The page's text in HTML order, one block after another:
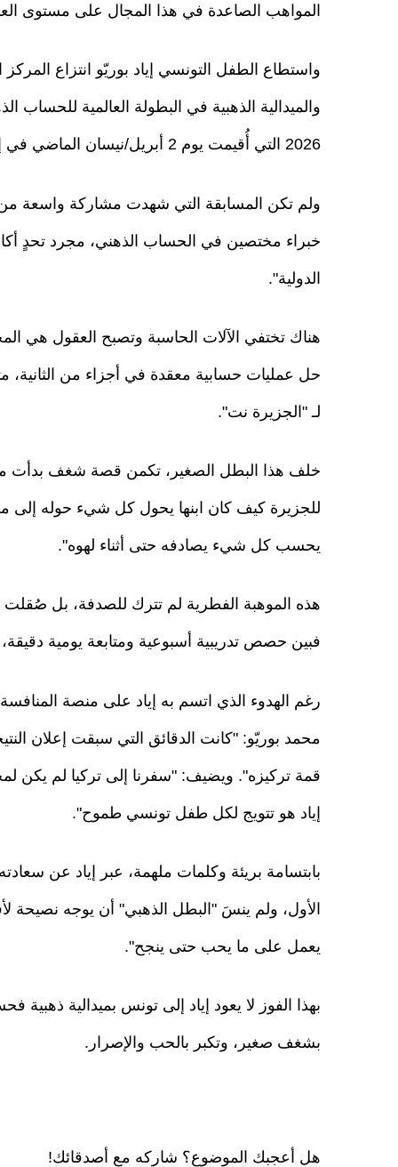
المواهب الصاعدة في هذا المجال على مستوى
واستطاع الطفل التونسي إياد بوريّو انتزاع المركز
والميدالية الذهبية في البطولة العالمية للحساب
2026 التي أُقيمت يوم 2 أبريل/نيسان الماضي في إسطنبول.
ولم تكن المسابقة التي شهدت مشاركة واسعة
خبراء مختصين في الحساب الذهني، مجرد تحدٍ
الدولية".
هناك تختفي الآلات الحاسبة وتصبح العقول هي
حل عمليات حسابية معقدة في أجزاء من الثانية،
لـ "الجزيرة نت".
خلف هذا البطل الصغير، تكمن قصة شغف بدأت
للجزيرة كيف كان ابنها يحول كل شيء حوله إلى
يحسب كل شيء يصادفه حتى أثناء لهوه".
هذه الموهبة الفطرية لم تترك للصدفة، بل صُقلت
فبين حصص تدريبية أسبوعية ومتابعة يومية
رغم الهدوء الذي اتسم به إياد على منصة
محمد بوريّو: "كانت الدقائق التي سبقت إعلان
قمة تركيزه". ويضيف: "سفرنا إلى تركيا لم يكن
إياد هو تتويج لكل طفل تونسي طموح".
بابتسامة بريئة وكلمات ملهمة، عبر إياد عن
الأول، ولم ينسَ "البطل الذهبي" أن يوجه نصيحة
يعمل على ما يحب حتى ينجح".
بهذا الفوز لا يعود إياد إلى تونس بميدالية
بشغف صغير، وتكبر بالحب والإصرار.
هل أعجبك الموضوع؟ شاركه مع أصدقائك!